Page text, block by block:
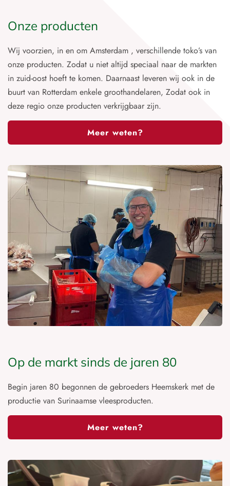
Onze producten
Wij voorzien, in en om Amsterdam , verschillende toko’s van
onze producten. Zodat u niet altijd speciaal naar de markten
in zuid-oost hoeft te komen. Daarnaast leveren wij ook in de
buurt van Rotterdam enkele groothandelaren, Zodat ook in
deze regio onze producten verkrijgbaar zijn.
Meer weten?
Op de markt sinds de jaren 80
Begin jaren 80 begonnen de gebroeders Heemskerk met de
productie van Surinaamse vleesproducten.
Meer weten?